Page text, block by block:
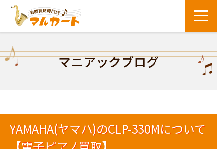
マニアックブログ
YAMAHA(ヤマハ)のCLP-330Mについて